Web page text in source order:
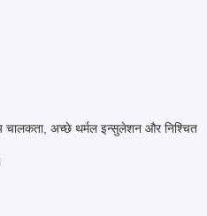
चालकता, अच्छे थर्मल इन्सुलेशन और निश्चित